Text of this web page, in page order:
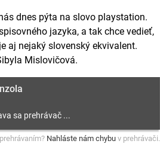
dnes pýta na slovo playstation.
jazyka, a tak chce vedieť,
aj nejaký slovenský ekvivalent.
Mislovičová.
Nahláste nám chybu v prehrávači.